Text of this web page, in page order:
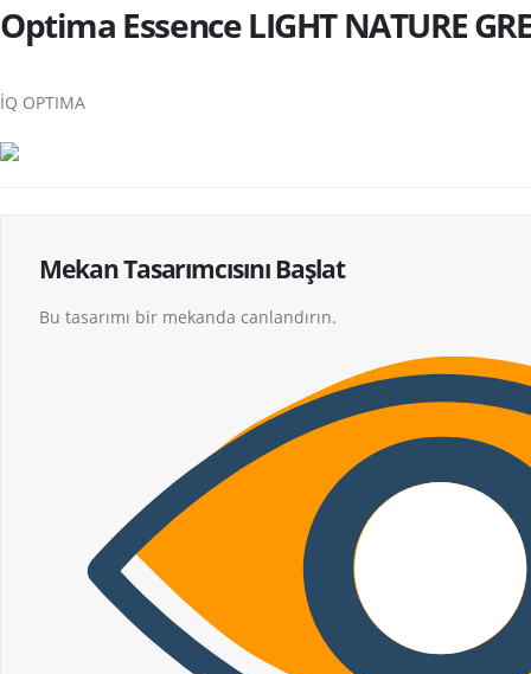
Optima Essence LIGHT NATURE
İQ OPTIMA
Mekan Tasarımcısını Başlat
Bu tasarımı bir mekanda canlandırın.